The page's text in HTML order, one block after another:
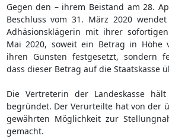
Gegen den – ihrem Beistand am 28.
Beschluss vom 31. März 2020
Adhäsionsklägerin mit ihrer
Mai 2020, soweit ein Betrag in Höhe
ihren Gunsten festgesetzt, sondern
dass dieser Betrag auf die Staatskasse
Die Vertreterin der Landeskasse
begründet. Der Verurteilte hat von der
gewährten Möglichkeit zur
gemacht.